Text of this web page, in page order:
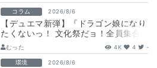
コラム 2026/8/6
【デュエマ新弾】『ドラゴン娘になり
たくないっ！ 文化祭だョ！全員集合!!
ドラ娘100％パック』注目カードまと
め…
むった 4K 4 -
環境 2026/8/6